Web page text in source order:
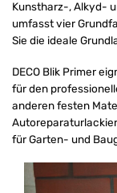
Kunstharz-, Alkyd-
umfasst vier
Sie die ideale
DECO Blik Primer
für den
anderen festen
für Garten- und